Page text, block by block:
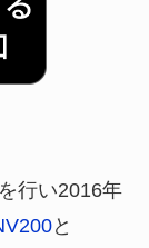
行い2016年
と